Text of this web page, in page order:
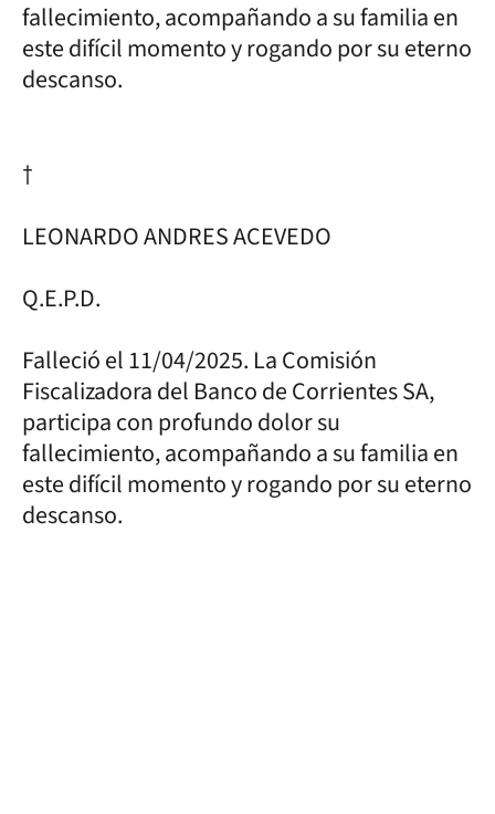
fallecimiento, acompañando a su familia en
este difícil momento y rogando por su eterno
descanso.
†
LEONARDO ANDRES ACEVEDO
Q.E.P.D.
Falleció el 11/04/2025. La Comisión
Fiscalizadora del Banco de Corrientes SA,
participa con profundo dolor su
fallecimiento, acompañando a su familia en
este difícil momento y rogando por su eterno
descanso.